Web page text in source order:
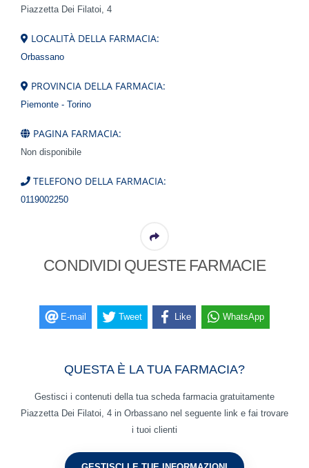
Piazzetta Dei Filatoi, 4
LOCALITÀ DELLA FARMACIA:
Orbassano
PROVINCIA DELLA FARMACIA:
Piemonte - Torino
PAGINA FARMACIA:
Non disponibile
TELEFONO DELLA FARMACIA:
0119002250
CONDIVIDI QUESTE FARMACIE
E-mail Tweet Like WhatsApp
QUESTA È LA TUA FARMACIA?
Gestisci i contenuti della tua scheda farmacia gratuitamente
Piazzetta Dei Filatoi, 4 in Orbassano nel seguente link e fai trovare
i tuoi clienti